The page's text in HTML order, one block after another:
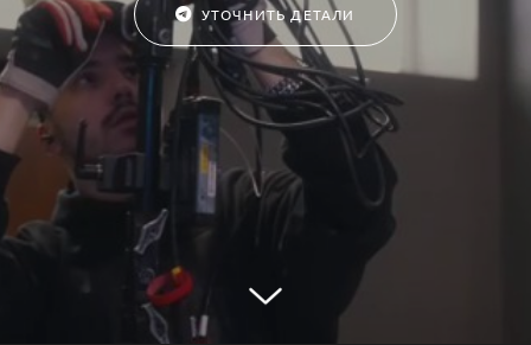
УТОЧНИТЬ ДЕТАЛИ